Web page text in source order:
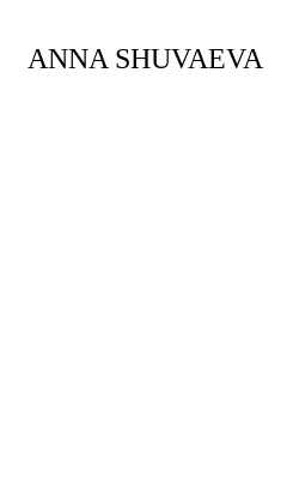
ANNA SHUVAEVA